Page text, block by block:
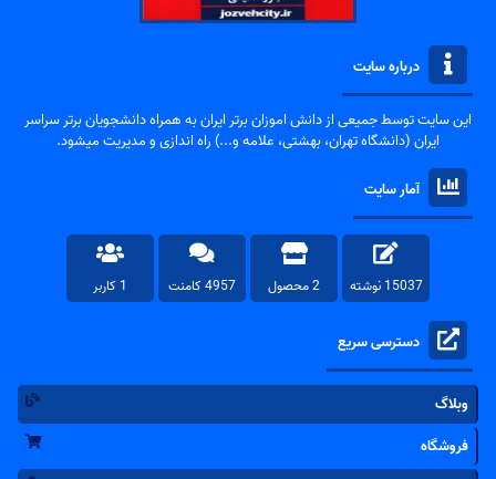
درباره سایت
این سایت توسط جمیعی از دانش اموزان برتر ایران به همراه دانشجویان برتر سراسر
ایران (دانشگاه تهران، بهشتی، علامه و...) راه اندازی و مدیریت میشود.
آمار سایت
15037 نوشته 2 محصول 4957 کامنت 1 کاربر
دسترسی سریع
وبلاگ
فروشگاه